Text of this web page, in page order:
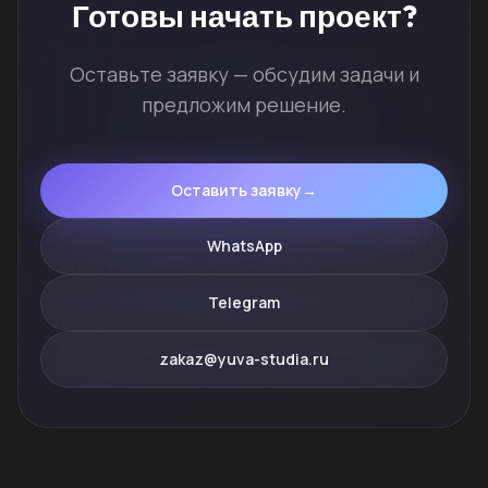
Готовы начать проект?
Оставьте заявку — обсудим задачи и
предложим решение.
Оставить заявку →
WhatsApp
Telegram
zakaz@yuva-studia.ru